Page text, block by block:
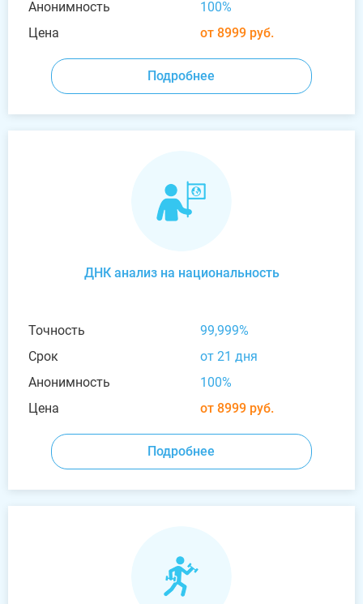
Анонимность
100%
Цена
от 8999 руб.
Подробнее
ДНК анализ на национальность
Точность
99,999%
Срок
от 21 дня
Анонимность
100%
Цена
от 8999 руб.
Подробнее